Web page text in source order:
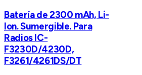
Batería de 2300 mAh, Li-
Ion. Sumergible. Para
Radios IC-
F3230D/4230D,
F3261/4261DS/DT